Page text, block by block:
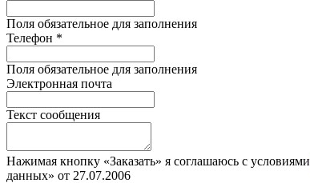
Поля обязательное для заполнения
Телефон *
Поля обязательное для заполнения
Электронная почта
Текст сообщения
Нажимая кнопку «Заказать» я соглашаюсь с условиями
данных» от 27.07.2006